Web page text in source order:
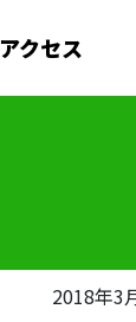
アクセス
2018年3